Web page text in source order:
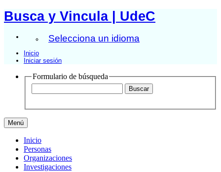
Busca y Vincula | UdeC
Selecciona un idioma
Inicio
Iniciar sesión
Formulario de búsqueda
Menú
Inicio
Personas
Organizaciones
Investigaciones